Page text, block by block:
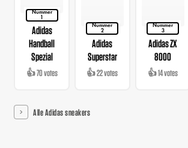
Nummer
1
Adidas
Handball
Spezial
👍 70 votes
Nummer
2
Adidas
Superstar
👍 22 votes
Nummer
3
Adidas ZX
8000
👍 14 votes
Alle Adidas sneakers